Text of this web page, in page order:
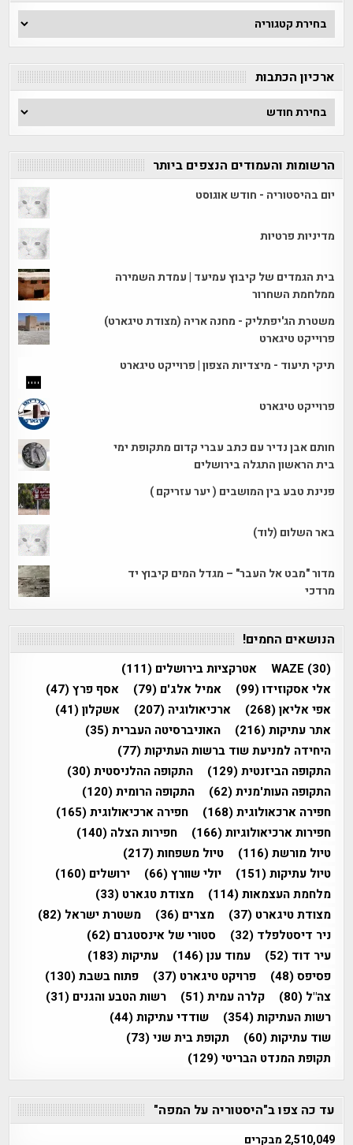
חפש
לפי
ארכיון הכתבות
ארכיון
הכתבות
הרשומות והעמודים הנצפים ביותר
יום בהיסטוריה - חודש אוגוסט
מדיניות פרטיות
בית הגמדים של קיבוץ עמיעד | עמדת השמירה
ממלחמת השחרור
משטרת הג'יפתליק - מחנה אריה (מצודת טיגארט)
פרוייקט טיגארט
תיקי תיעוד - מיצדיות הצפון | פרוייקט טיגארט
פרוייקט טיגארט
חותם אבן נדיר עם כתב עברי קדום מתקופת ימי
בית הראשון התגלה בירושלים
פנינת טבע בין המושבים ( יער עזריקם )
באר השלום (לוד)
מדור "מבט אל העבר" – מגדל המים קיבוץ יד
מרדכי
הנושאים החמים!
WAZE (30) אטרקציות בירושלים (111)
אלי אסקוזידו(99) אמיל אלג'ם (79) אסף פרץ(47)
אפי אליאן(268) ארכיאולוגיה (207) אשקלון(41)
אתר עתיקות(216) האוניברסיטה העברית(35)
היחידה למניעת שוד ברשות העתיקות(77)
התקופה הביזנטית(129) התקופה ההלניסטית(30)
התקופה העות'מנית(62) התקופה הרומית(120)
חפירה ארכאולוגית(168) חפירה ארכיאולוגית(165)
חפירות ארכיאולוגיות(166) חפירות הצלה (140)
טיול מורשת(116) טיול משפחות(217)
טיול עתיקות(151) יולי שוורץ(66) ירושלים (160)
מלחמת העצמאות(114) מצודת טגארט (33)
מצודת טיגארט (37) מצרים (36) משטרת ישראל (82)
ניר דיסטלפלד (32) סטורי של אינסטגרם (62)
עיר דוד (52) עמוד ענן(146) עתיקות(183)
פסיפס(48) פרויקט טיגארט (37) פתוח בשבת(130)
צה"ל (80) קלרה עמית(51) רשות הטבע והגנים (31)
רשות העתיקות(354) שודדי עתיקות(44)
שוד עתיקות(60) תקופת בית שני(73)
תקופת המנדט הבריטי(129)
עד כה צפו ב"היסטוריה על המפה"
2,510,049 מבקרים